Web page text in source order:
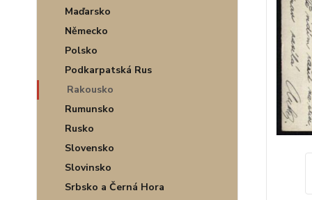
Maďarsko
Německo
Polsko
Podkarpatská Rus
Rakousko
Rumunsko
Rusko
Slovensko
Slovinsko
Srbsko a Černá Hora